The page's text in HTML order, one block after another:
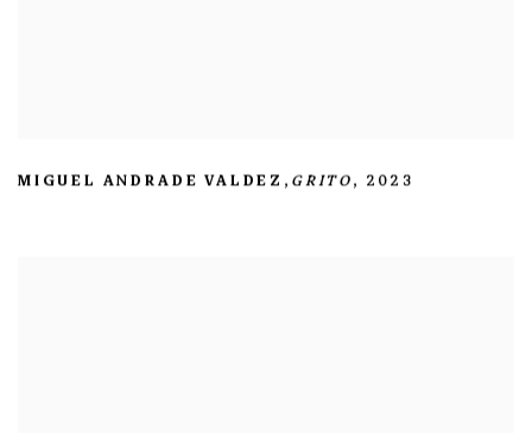
MIGUEL ANDRADE VALDEZ ,GRITO, 2023